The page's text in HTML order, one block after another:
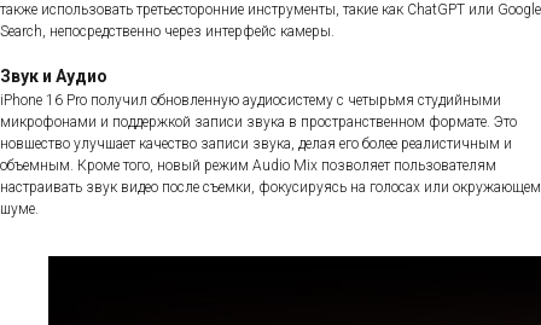
также использовать третьесторонние инструменты, такие как ChatGPT или Google
Search, непосредственно через интерфейс камеры.
Звук и Аудио
iPhone 16 Pro получил обновленную аудиосистему с четырьмя студийными
микрофонами и поддержкой записи звука в пространственном формате. Это
новшество улучшает качество записи звука, делая его более реалистичным и
объемным. Кроме того, новый режим Audio Mix позволяет пользователям
настраивать звук видео после съемки, фокусируясь на голосах или окружающем
шуме.